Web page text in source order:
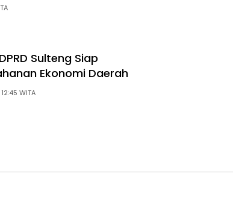
- 19:45 WITA
Sulteng Siap
Ekonomi Daerah
Jumat, 28 November 2025 - 12:45 WITA